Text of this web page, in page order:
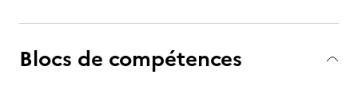
Blocs de compétences